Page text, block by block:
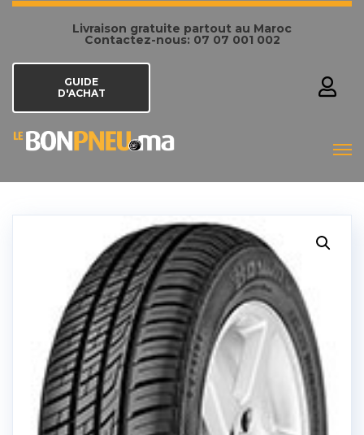
Livraison gratuite partout au Maroc
Contactez-nous: 07 07 001 002
GUIDE
D'ACHAT